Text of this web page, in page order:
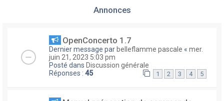
Annonces
OpenConcerto 1.7
Dernier message par belleflamme pascale « mer.
juin 21, 2023 5:03 pm
Posté dans Discussion générale
Réponses : 45 1 2 3 4 5